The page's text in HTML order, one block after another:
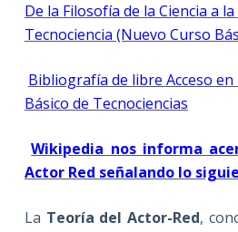
De la Filosofía de la Ciencia a
Tecnociencia (Nuevo Curso
Bibliografía de libre Acceso en
Básico de Tecnociencias
Wikipedia nos informa
Actor Red señalando lo
La Teoría del Actor-Red,